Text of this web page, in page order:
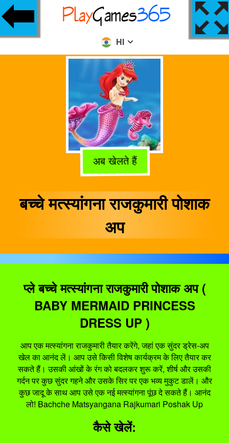
HI
अब खेलते हैं
बच्चे मत्स्यांगना राजकुमारी पोशाक
अप
प्ले बच्चे मत्स्यांगना राजकुमारी पोशाक अप (
BABY MERMAID PRINCESS
DRESS UP )
आप एक मत्स्यांगना राजकुमारी तैयार करेंगे, जहां एक सुंदर ड्रेस-अप
खेल का आनंद लें। आप उसे किसी विशेष कार्यक्रम के लिए तैयार कर
सकते हैं। उसकी आंखों के रंग को बदलकर शुरू करें, शीर्ष और उसकी
गर्दन पर कुछ सुंदर गहने और उसके सिर पर एक भव्य मुकुट डालें। और
कुछ जादू के साथ आप उसे एक नई मत्स्यांगना पूंछ दे सकते हैं। आनंद
लो! Bachche Matsyangana Rajkumari Poshak Up
कैसे खेलें: